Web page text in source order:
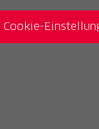
Cookie-